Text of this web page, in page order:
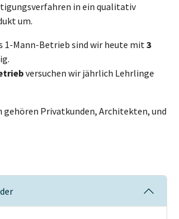
in ein qualitativ
um.
1-Mann-Betrieb sind wir heute mit3
versuchen wir jährlich Lehrlinge
gehören Privatkunden, Architekten, und